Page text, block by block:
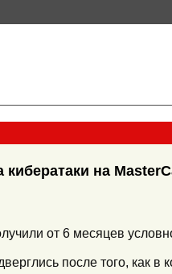
на
от 6 месяцев
после того, как в